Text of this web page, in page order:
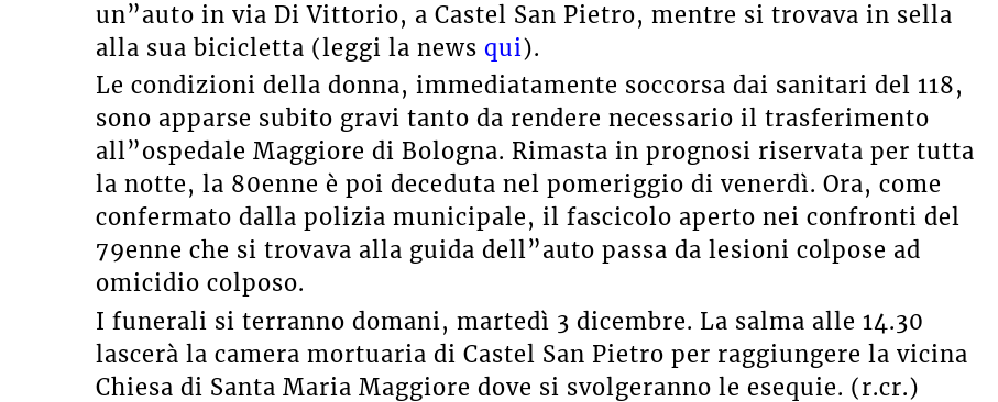
un”auto in via Di Vittorio, a Castel San Pietro, mentre si trovava in sella
alla sua bicicletta (leggi la news qui).
Le condizioni della donna, immediatamente soccorsa dai sanitari del 118,
sono apparse subito gravi tanto da rendere necessario il trasferimento
all”ospedale Maggiore di Bologna. Rimasta in prognosi riservata per tutta
la notte, la 80enne è poi deceduta nel pomeriggio di venerdì. Ora, come
confermato dalla polizia municipale, il fascicolo aperto nei confronti del
79enne che si trovava alla guida dell”auto passa da lesioni colpose ad
omicidio colposo.
I funerali si terranno domani, martedì 3 dicembre. La salma alle 14.30
lascerà la camera mortuaria di Castel San Pietro per raggiungere la vicina
Chiesa di Santa Maria Maggiore dove si svolgeranno le esequie. (r.cr.)